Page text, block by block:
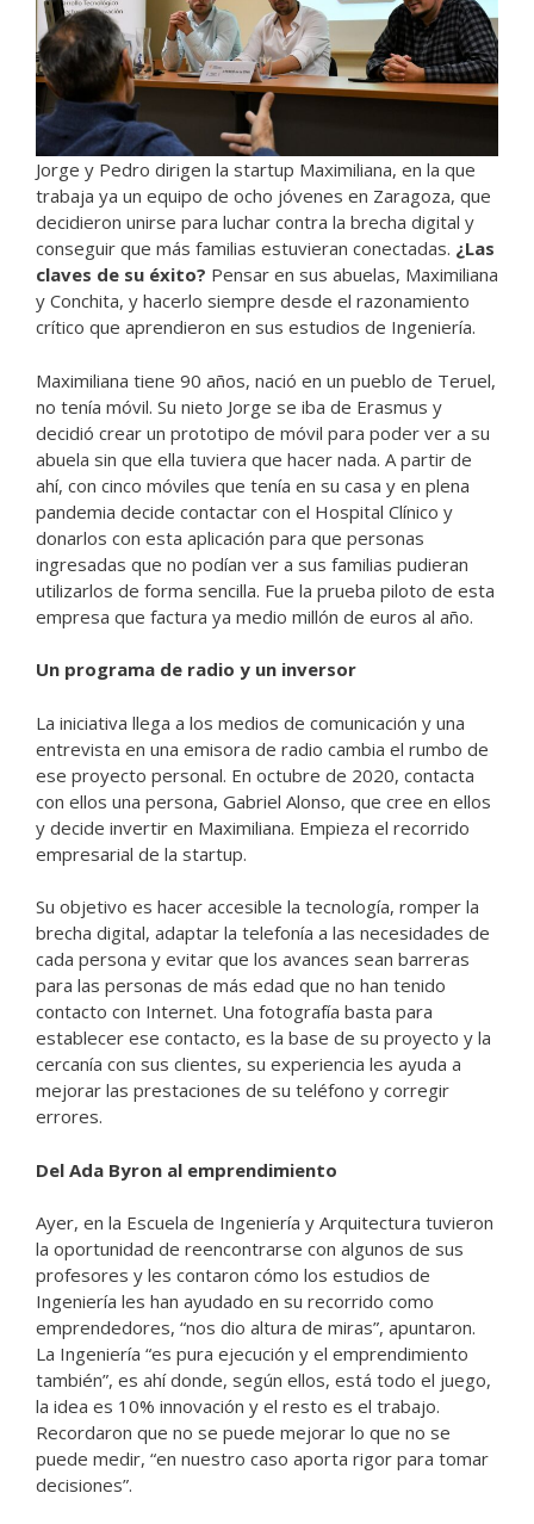
Jorge y Pedro dirigen la startup Maximiliana, en la que
trabaja ya un equipo de ocho jóvenes en Zaragoza, que
decidieron unirse para luchar contra la brecha digital y
conseguir que más familias estuvieran conectadas. ¿Las
claves de su éxito? Pensar en sus abuelas, Maximiliana
y Conchita, y hacerlo siempre desde el razonamiento
crítico que aprendieron en sus estudios de Ingeniería.
Maximiliana tiene 90 años, nació en un pueblo de Teruel,
no tenía móvil. Su nieto Jorge se iba de Erasmus y
decidió crear un prototipo de móvil para poder ver a su
abuela sin que ella tuviera que hacer nada. A partir de
ahí, con cinco móviles que tenía en su casa y en plena
pandemia decide contactar con el Hospital Clínico y
donarlos con esta aplicación para que personas
ingresadas que no podían ver a sus familias pudieran
utilizarlos de forma sencilla. Fue la prueba piloto de esta
empresa que factura ya medio millón de euros al año.
Un programa de radio y un inversor
La iniciativa llega a los medios de comunicación y una
entrevista en una emisora de radio cambia el rumbo de
ese proyecto personal. En octubre de 2020, contacta
con ellos una persona, Gabriel Alonso, que cree en ellos
y decide invertir en Maximiliana. Empieza el recorrido
empresarial de la startup.
Su objetivo es hacer accesible la tecnología, romper la
brecha digital, adaptar la telefonía a las necesidades de
cada persona y evitar que los avances sean barreras
para las personas de más edad que no han tenido
contacto con Internet. Una fotografía basta para
establecer ese contacto, es la base de su proyecto y la
cercanía con sus clientes, su experiencia les ayuda a
mejorar las prestaciones de su teléfono y corregir
errores.
Del Ada Byron al emprendimiento
Ayer, en la Escuela de Ingeniería y Arquitectura tuvieron
la oportunidad de reencontrarse con algunos de sus
profesores y les contaron cómo los estudios de
Ingeniería les han ayudado en su recorrido como
emprendedores, “nos dio altura de miras”, apuntaron.
La Ingeniería “es pura ejecución y el emprendimiento
también”, es ahí donde, según ellos, está todo el juego,
la idea es 10% innovación y el resto es el trabajo.
Recordaron que no se puede mejorar lo que no se
puede medir, “en nuestro caso aporta rigor para tomar
decisiones”.